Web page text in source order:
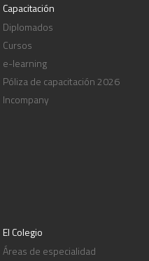
Capacitación
Diplomados
Cursos
e-learning
Póliza de capacitación 2026
Incompany
El Colegio
Áreas de especialidad